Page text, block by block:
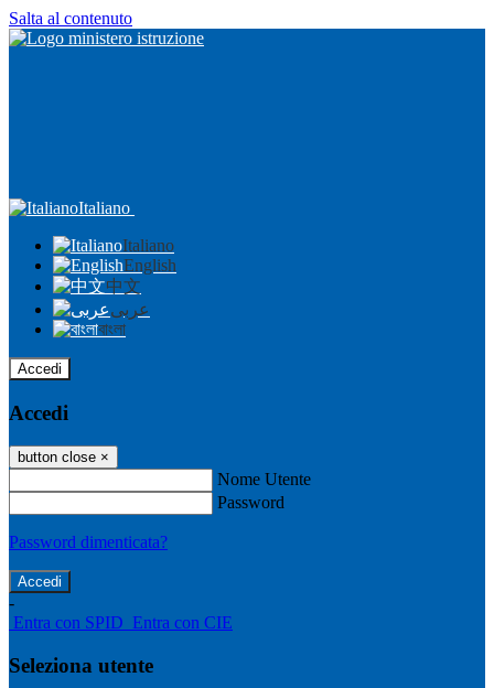
Salta al contenuto
Italiano
Italiano
English
中文
عربى
বাংলা
Accedi
Accedi
button close ×
Nome Utente
Password
Password dimenticata?
-
Entra con SPID Entra con CIE
Seleziona utente